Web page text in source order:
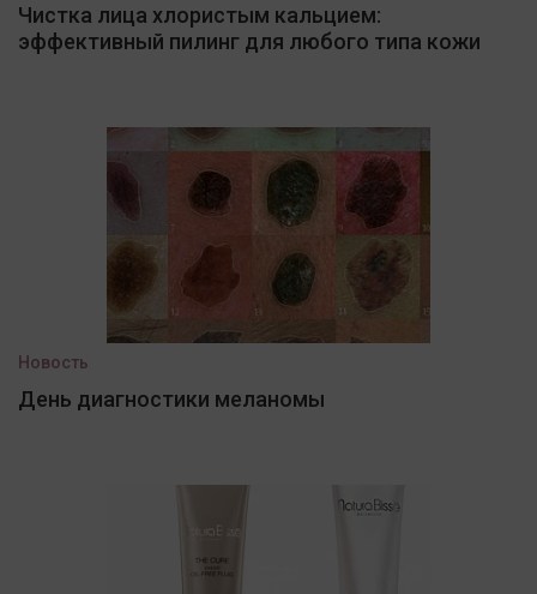
Чистка лица хлористым кальцием:
эффективный пилинг для любого типа кожи
Новость
День диагностики меланомы